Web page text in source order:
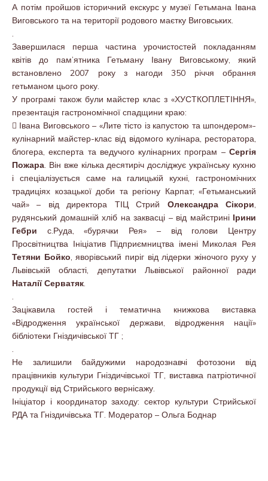
А потім пройшов історичний екскурс у музеї Гетьмана Івана
Виговського та на території родового маєтку Виговських.
.
Завершилася перша частина урочистостей покладанням
квітів до пам’ятника Гетьману Івану Виговському, який
встановлено 2007 року з нагоди 350 річчя обрання
гетьманом цього року.
У програмі також були майстер клас з «ХУСТКОПЛЕТІННЯ»,
презентація гастрономічної спадщини краю:
 Івана Виговського – «Лите тісто із капустою та шпондером»-
кулінарний майстер-клас від відомого кулінара, ресторатора,
блогера, експерта та ведучого кулінарних програм – Сергія
Пожара. Він вже кілька десятиріч досліджує українську кухню
і спеціалізується саме на галицькій кухні, гастрономічних
традиціях козацької доби та регіону Карпат; «Гетьманський
чай» – від директора ТІЦ Стрий Олександра Сікори,
рудянський домашній хліб на заквасці – від майстрині Ірини
Гебри с.Руда, «бурячки Рея» – від голови Центру
Просвітництва Ініціатив Підприємництва імені Миколая Рея
Тетяни Бойко, яворівський пиріг від лідерки жіночого руху у
Львівській області, депутатки Львівської районної ради
Наталії Серватяк.
.
Зацікавила гостей і тематична книжкова виставка
«Відродження української держави, відродження нації»
бібліотеки Гніздичівської ТГ ;
.
Не залишили байдужими народознавчі фотозони від
працівників культури Гніздичівської ТГ, виставка патріотичної
продукції від Стрийського вернісажу.
Ініціатор і координатор заходу: сектор культури Стрийської
РДА та Гніздичівська ТГ. Модератор – Ольга Боднар